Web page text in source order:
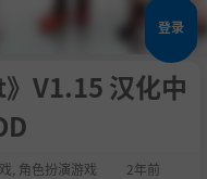
登录
V1.15 汉化中
角色扮演游戏
2年前